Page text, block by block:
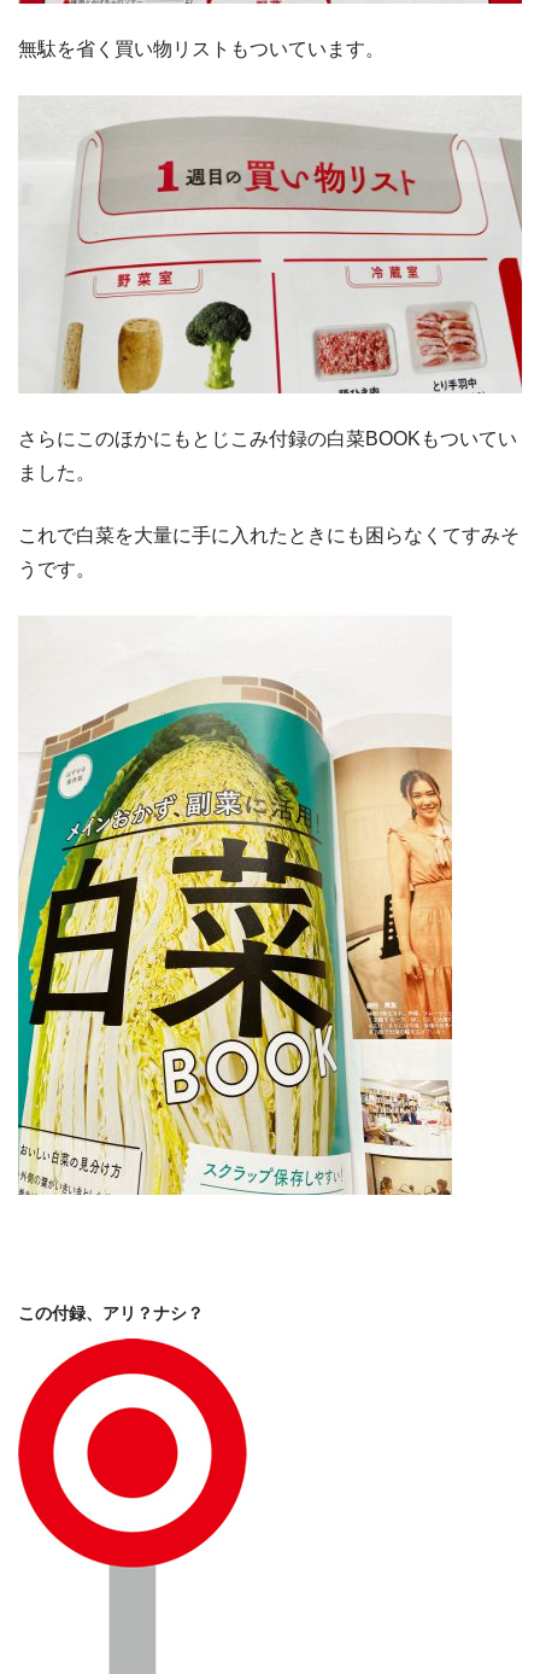
無駄を省く買い物リストもついています。
さらにこのほかにもとじこみ付録の白菜BOOKもついてい
ました。
これで白菜を大量に手に入れたときにも困らなくてすみそ
うです。
この付録、アリ？ナシ？